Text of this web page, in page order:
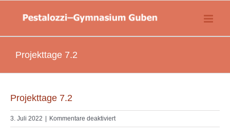
springen
springen
Projekttage 7.2
Projekttage 7.2
3. Juli 2022 Kommentare deaktiviertfür
Projekttage